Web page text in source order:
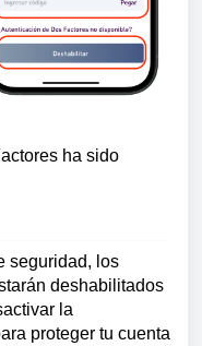
ha sido
seguridad, los
deshabilitados
la
proteger tu cuenta